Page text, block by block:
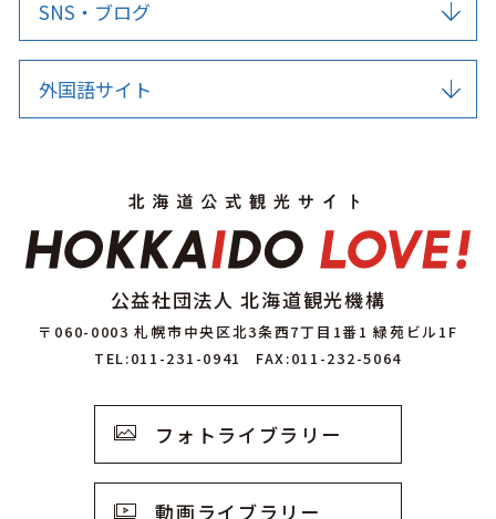
SNS・ブログ
外国語サイト
公益社団法人 北海道観光機構
〒060-0003 札幌市中央区北3条西7丁目1番1 緑苑ビル1F
TEL:011-231-0941
FAX:011-232-5064
フォトライブラリー
動画ライブラリー